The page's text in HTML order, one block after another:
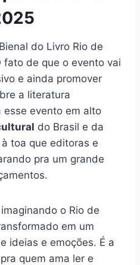
do Livro Rio de
fato de que o evento vai
e ainda promover
a literatura
esse evento em alto
do Brasil e da
toa que editoras e
pra um grande
o Rio de
em um
ideias e emoções. É a
quem ama ler e